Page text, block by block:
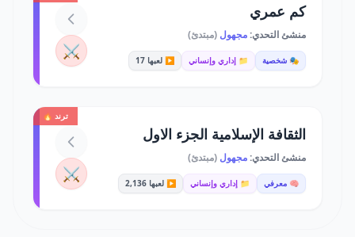
كم عمري
منشئ التحدي:مجهول (مبتدئ)
🎭 شخصية 📁 إداري وإنساني ▶️ لعبها 17 ⚔️
ترند 🔥
الثقافة الإسلامية الجزء الاول
منشئ التحدي:مجهول (مبتدئ)
🧠 معرفي 📁 إداري وإنساني ▶️ لعبها 2,136 ⚔️